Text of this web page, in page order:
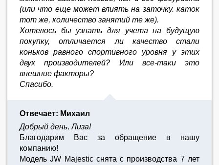
(или что еще может влиять на заточку. каток
тот же, количество занятий те же).
Хотелось бы узнать для учета на будущую
покупку, отличается ли качество стали
коньков равного спортивного уровня у этих
двух производителей? Или все-таки это
внешние факторы?
Спасибо.
Отвечает: Михаил
Добрый день, Лиза!
Благодарим Вас за обращение в нашу
компанию!
Модель JW Majestic снята с производства 7 лет